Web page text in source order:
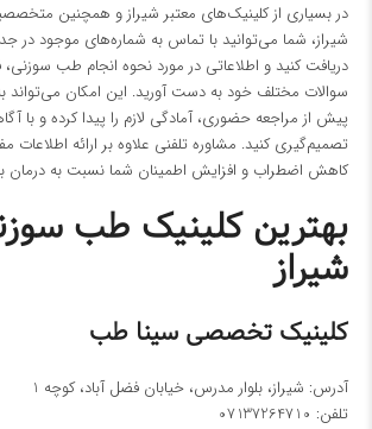
در بسیاری از کلینیک‌های معتبر شیراز و همچنین
شیراز، شما می‌توانید با تماس به شماره‌های موجود در
دریافت کنید و اطلاعاتی در مورد نحوه انجام طب
سوالات مختلف خود به دست آورید. این امکان می‌تواند
پیش از مراجعه حضوری، آمادگی لازم را پیدا کرده و با
تصمیم‌گیری کنید. مشاوره تلفنی علاوه بر ارائه اطلاعات
کاهش اضطراب و افزایش اطمینان شما نسبت به
بهترین کلینیک طب
شیراز
کلینیک تخصصی سینا طب
آدرس: شیراز، بلوار مدرس، خیابان فضل آباد، کوچه 1
تلفن: 07137264710